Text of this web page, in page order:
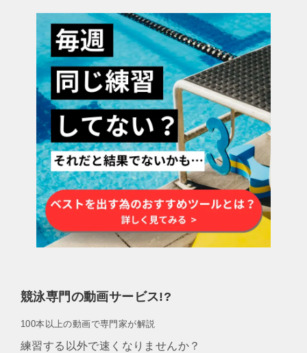
競泳専門の動画サービス!?
100本以上の動画で専門家が解説
練習する以外で速くなりませんか？